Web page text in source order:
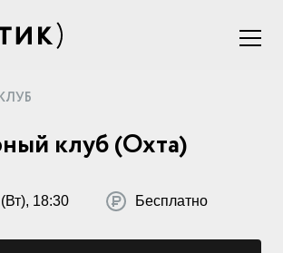
клуб (Охта)
18:30 Бесплатно